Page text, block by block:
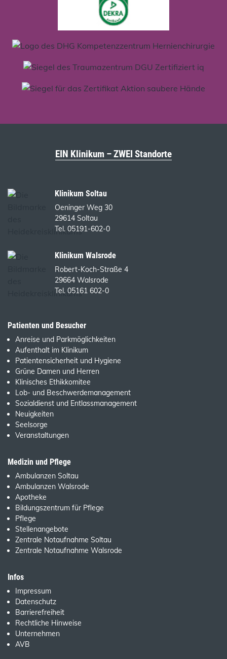
EIN Klinikum – ZWEI Standorte
Klinikum Soltau
Oeninger Weg 30
29614 Soltau
Tel. 05191-602-0
Klinikum Walsrode
Robert-Koch-Straße 4
29664 Walsrode
Tel. 05161 602-0
Patienten und Besucher
Anreise und Parkmöglichkeiten
Aufenthalt im Klinikum
Patientensicherheit und Hygiene
Grüne Damen und Herren
Klinisches Ethikkomitee
Lob- und Beschwerdemanagement
Sozialdienst und Entlassmanagement
Neuigkeiten
Seelsorge
Veranstaltungen
Medizin und Pflege
Ambulanzen Soltau
Ambulanzen Walsrode
Apotheke
Bildungszentrum für Pflege
Pflege
Stellenangebote
Zentrale Notaufnahme Soltau
Zentrale Notaufnahme Walsrode
Infos
Impressum
Datenschutz
Barrierefreiheit
Rechtliche Hinweise
Unternehmen
AVB